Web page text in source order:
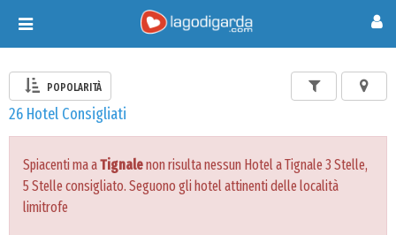
Toggle
navigation
POPOLARITÀ
26 Hotel Consigliati
Spiacenti ma aTignalenon risulta nessun Hotel a Tignale 3 Stelle,
5 Stelle consigliato. Seguono gli hotel attinenti delle località
limitrofe